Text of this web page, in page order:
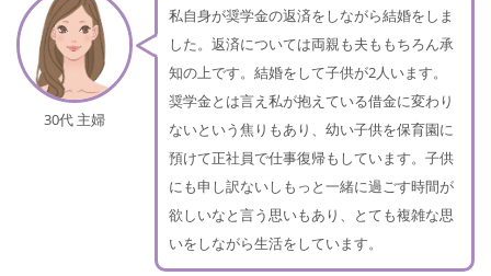
30代 主婦
私自身が奨学金の返済をしながら結婚をしま
した。返済については両親も夫ももちろん承
知の上です。結婚をして子供が2人います。
奨学金とは言え私が抱えている借金に変わり
ないという焦りもあり、幼い子供を保育園に
預けて正社員で仕事復帰もしています。子供
にも申し訳ないしもっと一緒に過ごす時間が
欲しいなと言う思いもあり、とても複雑な思
いをしながら生活をしています。